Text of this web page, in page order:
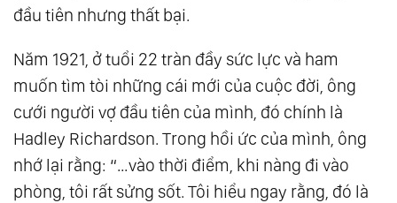
đầu tiên nhưng thất bại.
Năm 1921, ở tuổi 22 tràn đầy sức lực và ham
muốn tìm tòi những cái mới của cuộc đời, ông
cưới người vợ đầu tiên của mình, đó chính là
Hadley Richardson. Trong hồi ức của mình, ông
nhớ lại rằng: “…vào thời điểm, khi nàng đi vào
phòng, tôi rất sửng sốt. Tôi hiểu ngay rằng, đó là